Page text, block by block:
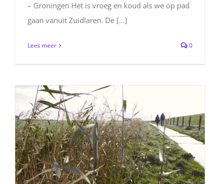
– Groningen Het is vroeg en koud als we op pad
gaan vanuit Zuidlaren. De [...]
Lees meer 0